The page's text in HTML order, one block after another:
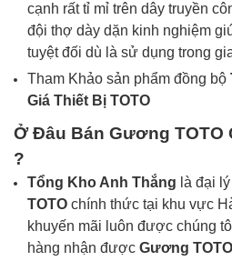
cạnh rất tỉ mỉ trên dây truyền
đội thợ dày dặn kinh nghiệm
tuyệt đối dù là sử dụng trong
Tham Khảo sản phẩm đồng bộ
Giá Thiết Bị TOTO
Ở Đâu Bán Gương TOTO
?
Tổng Kho Anh Thắng là đại
TOTO chính thức tại khu vực
khuyến mãi luôn được chúng
hàng nhận được Gương TOTO